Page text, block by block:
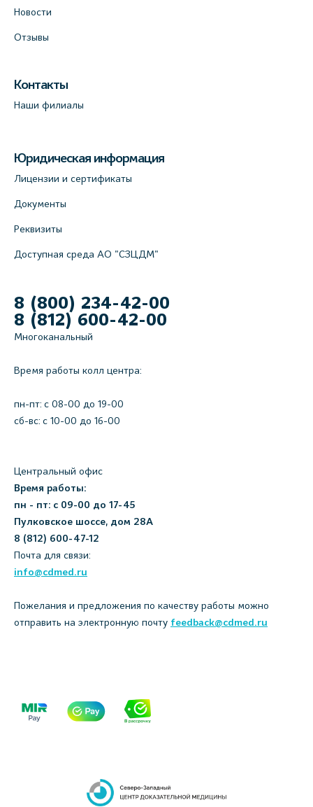
Новости
Отзывы
Контакты
Наши филиалы
Юридическая информация
Лицензии и сертификаты
Документы
Реквизиты
Доступная среда АО "СЗЦДМ"
8 (800) 234-42-00
8 (812) 600-42-00
Многоканальный
Время работы колл центра:
пн-пт: c 08-00 до 19-00
сб-вс: с 10-00 до 16-00
Центральный офис
Время работы:
пн - пт: с 09-00 до 17-45
Пулковское шоссе, дом 28А
8 (812) 600-47-12
Почта для связи:
info@cdmed.ru
Пожелания и предложения по качеству работы можно
отправить на электронную почту feedback@cdmed.ru